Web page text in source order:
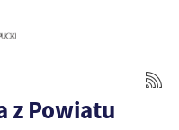
z Powiatu